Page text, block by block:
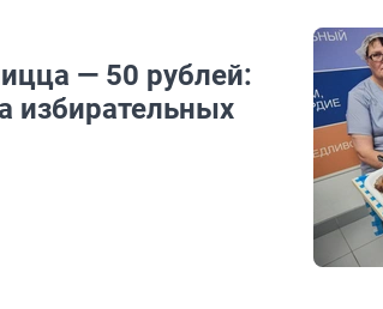
— 50 рублей:
избирательных